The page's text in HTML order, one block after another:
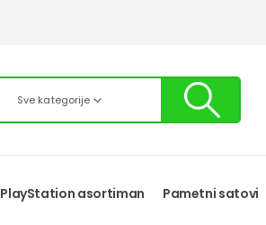
Sve kategorije
PlayStation asortiman Pametni satovi